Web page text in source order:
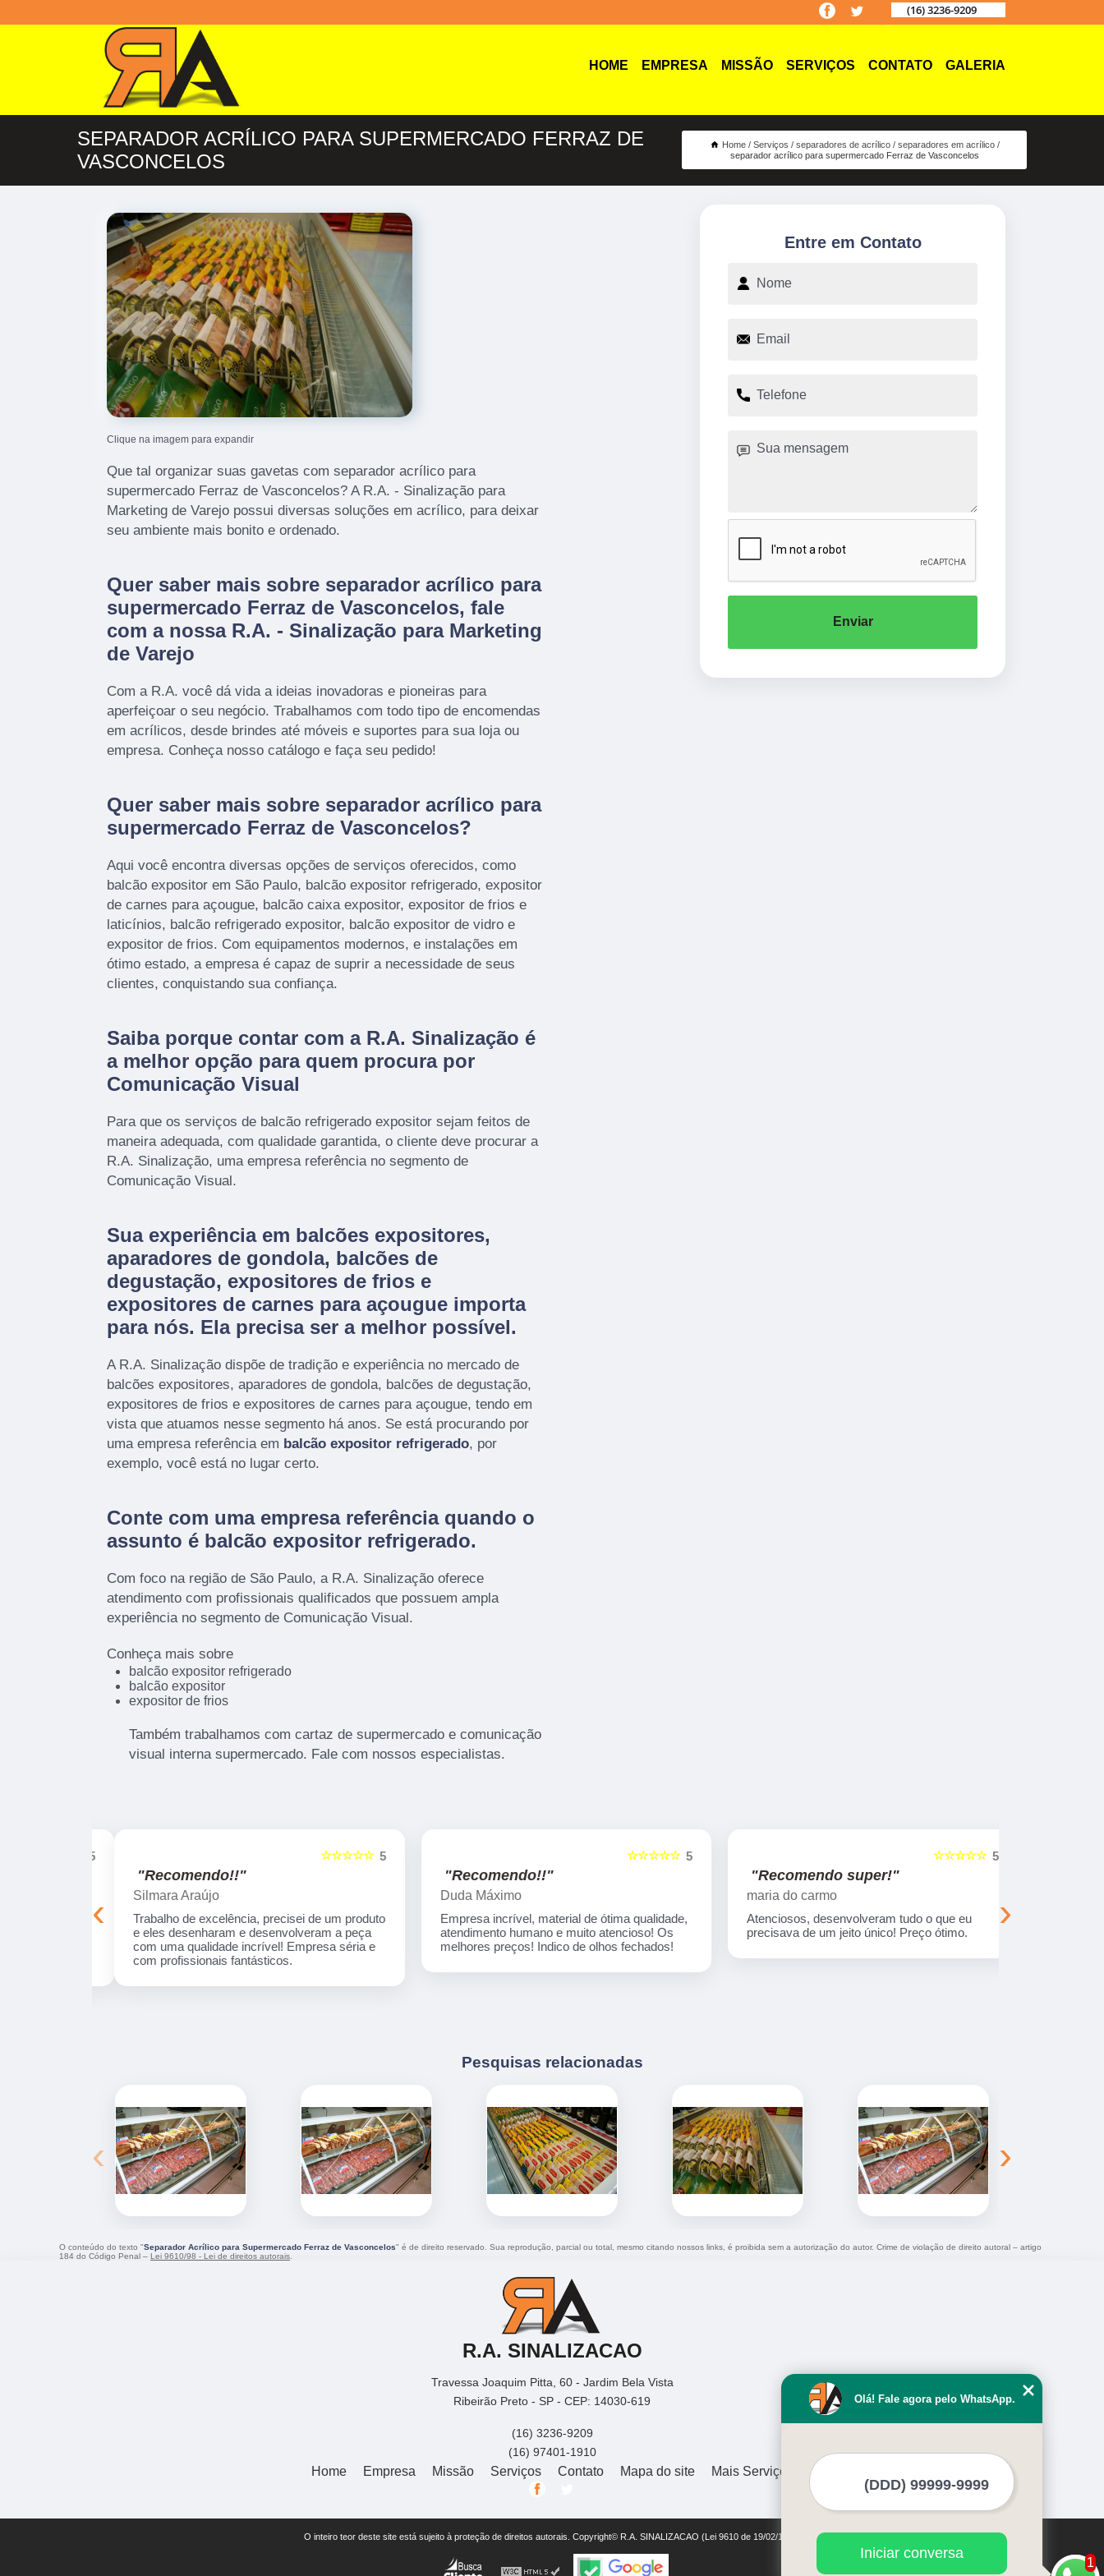
(16) 3236-9209
HOME EMPRESA MISSÃO SERVIÇOS CONTATO GALERIA
SEPARADOR ACRÍLICO PARA SUPERMERCADO FERRAZ DE
VASCONCELOS
Home Serviços separadores de acrílico
separadores em acrílico
separador acrílico para supermercado Ferraz de Vasconcelos
Clique na imagem para expandir
Que tal organizar suas gavetas com separador acrílico para
supermercado Ferraz de Vasconcelos? A R.A. - Sinalização para
Marketing de Varejo possui diversas soluções em acrílico, para deixar
seu ambiente mais bonito e ordenado.
Quer saber mais sobre separador acrílico para
supermercado Ferraz de Vasconcelos, fale
com a nossa R.A. - Sinalização para Marketing
de Varejo
Com a R.A. você dá vida a ideias inovadoras e pioneiras para
aperfeiçoar o seu negócio. Trabalhamos com todo tipo de encomendas
em acrílicos, desde brindes até móveis e suportes para sua loja ou
empresa. Conheça nosso catálogo e faça seu pedido!
Quer saber mais sobre separador acrílico para
supermercado Ferraz de Vasconcelos?
Aqui você encontra diversas opções de serviços oferecidos, como
balcão expositor em São Paulo, balcão expositor refrigerado, expositor
de carnes para açougue, balcão caixa expositor, expositor de frios e
laticínios, balcão refrigerado expositor, balcão expositor de vidro e
expositor de frios. Com equipamentos modernos, e instalações em
ótimo estado, a empresa é capaz de suprir a necessidade de seus
clientes, conquistando sua confiança.
Saiba porque contar com a R.A. Sinalização é
a melhor opção para quem procura por
Comunicação Visual
Para que os serviços de balcão refrigerado expositor sejam feitos de
maneira adequada, com qualidade garantida, o cliente deve procurar a
R.A. Sinalização, uma empresa referência no segmento de
Comunicação Visual.
Sua experiência em balcões expositores,
aparadores de gondola, balcões de
degustação, expositores de frios e
expositores de carnes para açougue importa
para nós. Ela precisa ser a melhor possível.
A R.A. Sinalização dispõe de tradição e experiência no mercado de
balcões expositores, aparadores de gondola, balcões de degustação,
expositores de frios e expositores de carnes para açougue, tendo em
vista que atuamos nesse segmento há anos. Se está procurando por
uma empresa referência em balcão expositor refrigerado, por
exemplo, você está no lugar certo.
Conte com uma empresa referência quando o
assunto é balcão expositor refrigerado.
Com foco na região de São Paulo, a R.A. Sinalização oferece
atendimento com profissionais qualificados que possuem ampla
experiência no segmento de Comunicação Visual.
Conheça mais sobre
balcão expositor refrigerado
balcão expositor
expositor de frios
Também trabalhamos com cartaz de supermercado e comunicação
visual interna supermercado. Fale com nossos especialistas.
Entre em Contato
Enviar
5
☆☆☆☆☆
"Recomendo!!"
Silmara Araújo
Trabalho de excelência, precisei de um produto
e eles desenharam e desenvolveram a peça
com uma qualidade incrível! Empresa séria e
com profissionais fantásticos.
5
☆☆☆☆☆
"Recomendo!!"
Duda Máximo
Empresa incrível, material de ótima qualidade,
atendimento humano e muito atencioso! Os
melhores preços! Indico de olhos fechados!
5
☆☆☆☆☆
"Recomendo super!"
maria do carmo
Atenciosos, desenvolveram tudo o que eu
precisava de um jeito único! Preço ótimo.
‹ ›
Pesquisas relacionadas
‹ ›
O conteúdo do texto "Separador Acrílico para Supermercado Ferraz de Vasconcelos" é de direito reservado. Sua reprodução, parcial ou total, mesmo citando nossos links, é proibida sem a autorização do autor. Crime de violação de direito autoral – artigo
184 do Código Penal – Lei 9610/98 - Lei de direitos autorais
R.A. SINALIZACAO
Travessa Joaquim Pitta, 60 - Jardim Bela Vista
Ribeirão Preto - SP - CEP: 14030-619
(16) 3236-9209
(16) 97401-1910
Home Empresa Missão Serviços Contato Mapa do site Mais Serviços
O inteiro teor deste site está sujeito à proteção de direitos autorais. Copyright© R.A. SINALIZACAO (Lei 9610 de 19/02/1998)
1
Olá! Fale agora pelo WhatsApp.
Iniciar conversa